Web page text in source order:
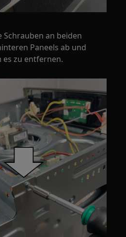
Schrauben an beiden
Paneels ab und
es zu entfernen.